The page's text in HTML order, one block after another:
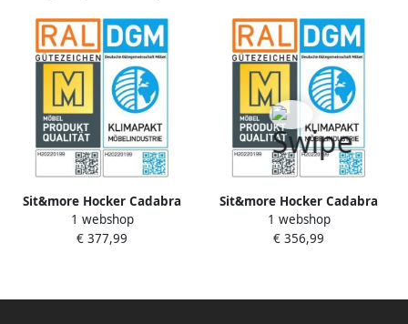
Sit&more Hocker Cadabra
Ronde hocker diameter
zitoppervlak 64 cm of 104 cm
1 webshop
€ 377,99
Sit&more Hocker Cadabra
Ronde hocker diameter
zitoppervlak 64 cm of 104 cm
1 webshop
€ 356,99